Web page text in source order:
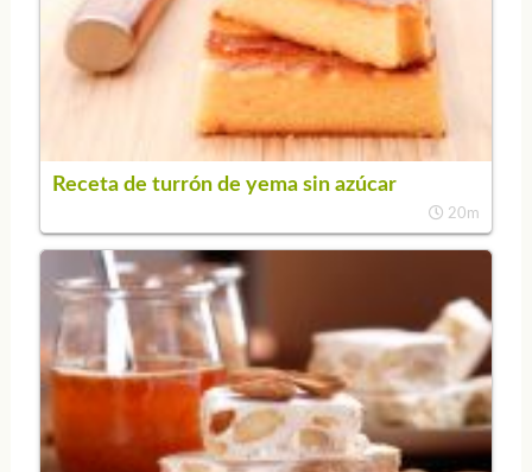
Receta de turrón de yema sin azúcar
20m